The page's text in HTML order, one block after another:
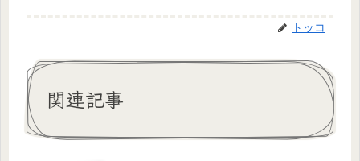
トッコ
関連記事